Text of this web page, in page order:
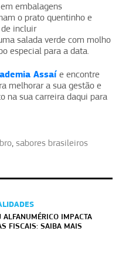
embalagens
o prato quentinho e
incluir
salada verde com molho
especial para a data.
Assaí e encontre
melhorar a sua gestão e
na sua carreira daqui para
, sabores brasileiros
ALFANUMÉRICO IMPACTA
FISCAIS: SAIBA MAIS